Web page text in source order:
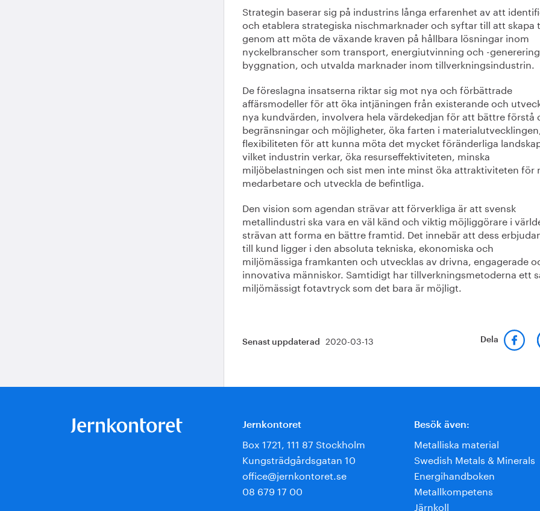
Strategin baserar sig på industrins långa erfarenhet av att
och etablera strategiska nischmarknader och syftar till att skapa
genom att möta de växande kraven på hållbara lösningar inom
nyckelbranscher som transport, energiutvinning och -
byggnation, och utvalda marknader inom tillverkningsindustrin.
De föreslagna insatserna riktar sig mot nya och förbättrade
affärsmodeller för att öka intjäningen från existerande och
nya kundvärden, involvera hela värdekedjan för att bättre förstå
begränsningar och möjligheter, öka farten i
flexibiliteten för att kunna möta det mycket föränderliga
vilket industrin verkar, öka resurseffektiviteten, minska
miljöbelastningen och sist men inte minst öka attraktiviteten för
medarbetare och utveckla de befintliga.
Den vision som agendan strävar att förverkliga är att svensk
metallindustri ska vara en väl känd och viktig möjliggörare i
strävan att forma en bättre framtid. Det innebär att dess
till kund ligger i den absoluta tekniska, ekonomiska och
miljömässiga framkanten och utvecklas av drivna, engagerade
innovativa människor. Samtidigt har tillverkningsmetoderna ett
miljömässigt fotavtryck som det bara är möjligt.
Senast uppdaterad 2020-03-13 Dela
Jernkontoret
Box 1721, 111 87 Stockholm
Kungsträdgårdsgatan 10
office@jernkontoret.se
08 679 17 00
Besök även:
Metalliska material
Swedish Metals & Minerals
Energihandboken
Metallkompetens
Järnkoll